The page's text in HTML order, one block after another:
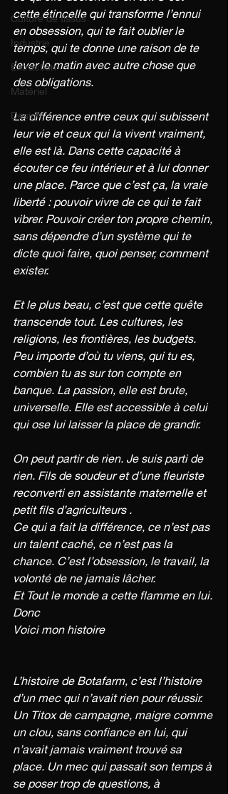
Culture de tissus
Industrie
Extraction
Matériel
Design
cette étincelle qui transforme l’ennui
en obsession, qui te fait oublier le
temps, qui te donne une raison de te
lever le matin avec autre chose que
des obligations.
La différence entre ceux qui subissent
leur vie et ceux qui la vivent vraiment,
elle est là. Dans cette capacité à
écouter ce feu intérieur et à lui donner
une place. Parce que c’est ça, la vraie
liberté : pouvoir vivre de ce qui te fait
vibrer. Pouvoir créer ton propre chemin,
sans dépendre d’un système qui te
dicte quoi faire, quoi penser, comment
exister.
Et le plus beau, c’est que cette quête
transcende tout. Les cultures, les
religions, les frontières, les budgets.
Peu importe d’où tu viens, qui tu es,
combien tu as sur ton compte en
banque. La passion, elle est brute,
universelle. Elle est accessible à celui
qui ose lui laisser la place de grandir.
On peut partir de rien. Je suis parti de
rien. Fils de soudeur et d’une fleuriste
reconverti en assistante maternelle et
petit fils d’agriculteurs .
Ce qui a fait la différence, ce n’est pas
un talent caché, ce n’est pas la
chance. C’est l’obsession, le travail, la
volonté de ne jamais lâcher.
Et Tout le monde a cette flamme en lui.
Donc
Voici mon histoire
L’histoire de Botafarm, c’est l’histoire
d’un mec qui n’avait rien pour réussir.
Un Titox de campagne, maigre comme
un clou, sans confiance en lui, qui
n’avait jamais vraiment trouvé sa
place. Un mec qui passait son temps à
se poser trop de questions, à